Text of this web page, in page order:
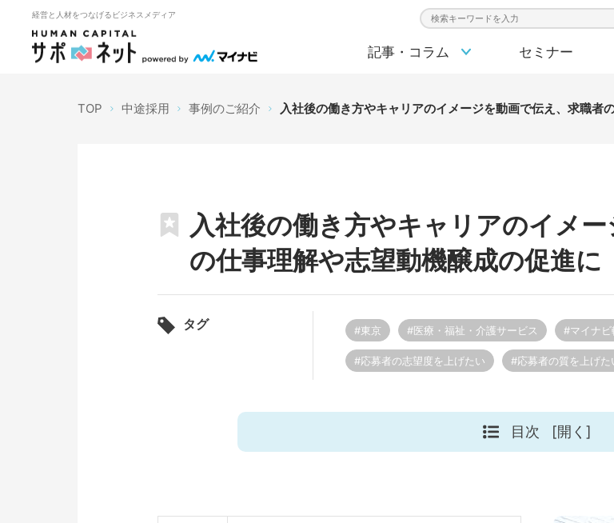
経営と人材をつなげるビジネスメディア
検索キーワード入力
記事・コラム セミナー
TOP 中途採用 事例のご紹介 入社後の働き方やキャリアのイメージを動画で伝え、求職者
入社後の働き方やキャリアのイメ
の仕事理解や志望動機醸成の促進に
タグ #東京 #医療・福祉・介護サービス #マイナビ
#応募者の志望度を上げたい #応募者の質を上げた
目次 [開く]